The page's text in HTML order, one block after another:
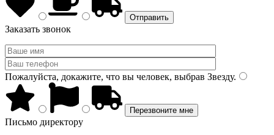
Заказать звонок
Пожалуйста, докажите, что вы человек, выбрав Звезду.
Письмо директору